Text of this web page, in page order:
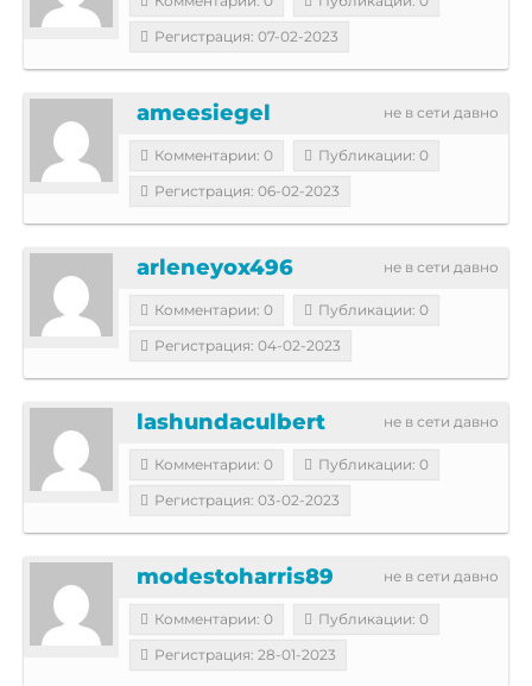
Регистрация: 07-02-2023
не в сети давно
ameesiegel
Комментарии: 0
Публикации: 0
Регистрация: 06-02-2023
не в сети давно
arleneyox496
Комментарии: 0
Публикации: 0
Регистрация: 04-02-2023
не в сети давно
lashundaculbert
Комментарии: 0
Публикации: 0
Регистрация: 03-02-2023
не в сети давно
modestoharris89
Комментарии: 0
Публикации: 0
Регистрация: 28-01-2023